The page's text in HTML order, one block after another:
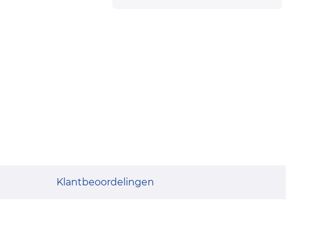
Klantbeoordelingen